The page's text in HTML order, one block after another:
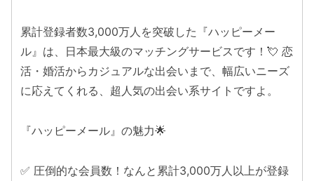
累計登録者数3,000万人を突破した『ハッピーメー
ル』は、日本最大級のマッチングサービスです！💘 恋
活・婚活からカジュアルな出会いまで、幅広いニーズ
に応えてくれる、超人気の出会い系サイトですよ。
『ハッピーメール』の魅力🌟
✅ 圧倒的な会員数！なんと累計3,000万人以上が登録